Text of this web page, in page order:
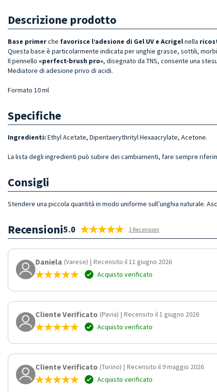
Descrizione prodotto
Base primerche favorisce l’adesione di Gel UV e Acrigelnella
Questa base è particolarmente indicata per unghie grasse, sottili,
Il pennello «perfect-brush pro», disegnato da TNS, consente una
Mediatore di adesione privo di acidi.
Formato 10 ml
Specifiche
Ingredienti: Ethyl Acetate, Dipentaerythrityl Hexaacrylate, Acetone.
La lista degli ingredienti può subire dei cambiamenti, fare sempre
Consigli
Stendere una piccola quantità in modo uniforme sull’unghia naturale.
Recensioni5.0 3 Recensioni
Daniela (Varese) | Recensito il 11 giugno 2026
Acquisto verificato
Cliente Verificato (Pavia) | Recensito il 1 giugno 2026
Acquisto verificato
Cliente Verificato (Torino) | Recensito il 9 maggio 2026
Acquisto verificato